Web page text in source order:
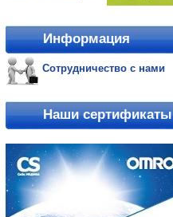
Информация
Сотрудничество с нами
Наши сертификаты